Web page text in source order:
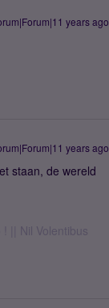
years ago
years ago
staan, de wereld
|| Nil Volentibus